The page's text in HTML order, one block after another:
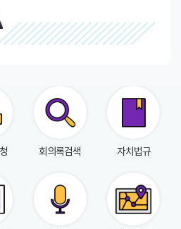
회의록검색 자치법규